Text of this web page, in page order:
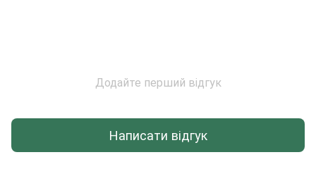
Додайте перший відгук
Написати відгук